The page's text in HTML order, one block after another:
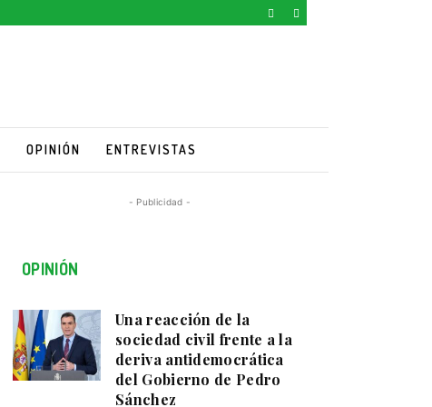
OPINIÓN ENTREVISTAS
- Publicidad -
OPINIÓN
Una reacción de la
sociedad civil frente a la
deriva antidemocrática
del Gobierno de Pedro
Sánchez